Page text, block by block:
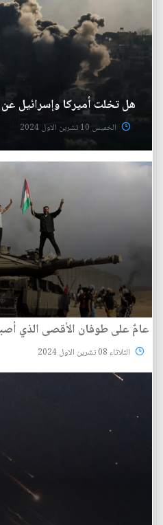
هل تخلت أميركا وإسرائيل
الخميس 10 تشرين الاول 2024
عامٌ على طوفان الأقصى الذي
الثلاثاء 08 تشرين الاول 2024